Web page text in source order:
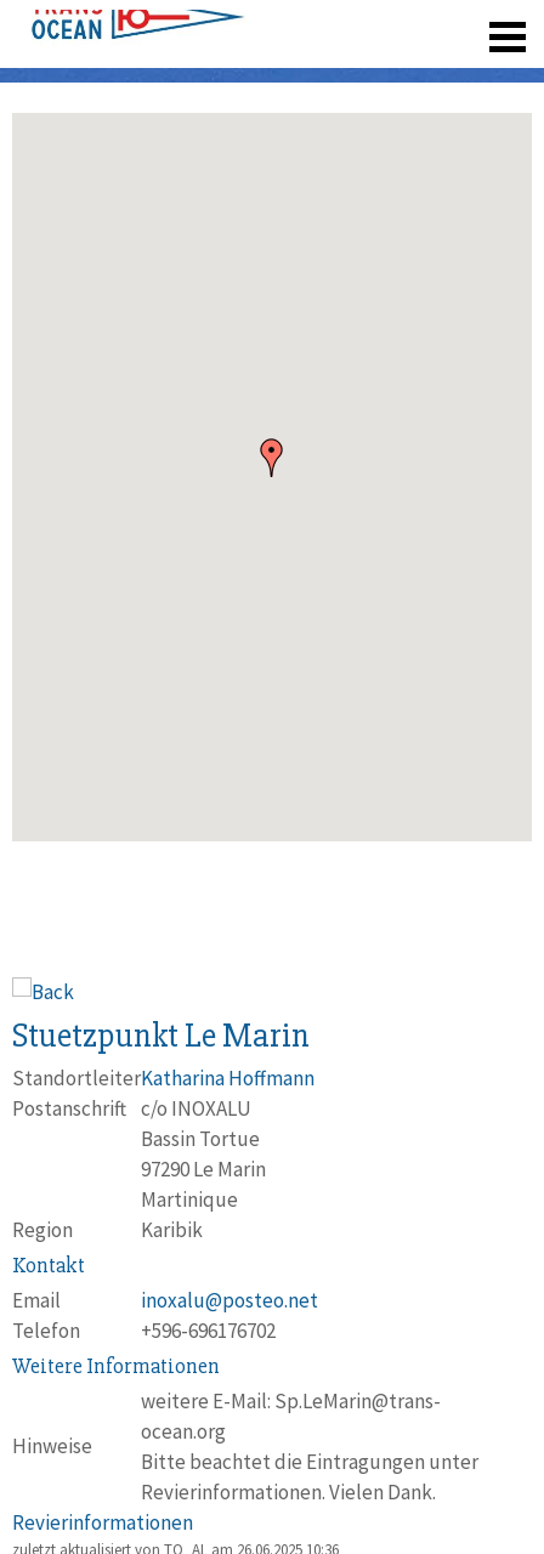
Stuetzpunkt Le Marin
StandortleiterKatharina Hoffmann
Postanschrift c/o INOXALU
Bassin Tortue
97290 Le Marin
Martinique
Region
Karibik
Kontakt
Email
inoxalu@posteo.net
Telefon
+596-696176702
Weitere Informationen
Hinweise
weitere E-Mail: Sp.LeMarin@trans-
ocean.org
Bitte beachtet die Eintragungen unter
Revierinformationen. Vielen Dank.
Revierinformationen